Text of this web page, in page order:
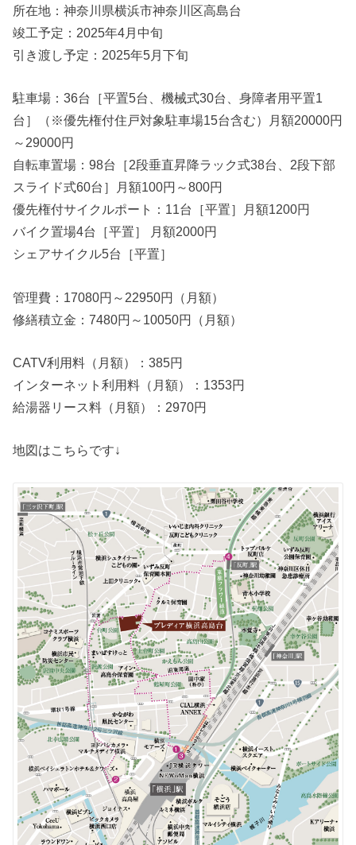
所在地：神奈川県横浜市神奈川区高島台
竣工予定：2025年4月中旬
引き渡し予定：2025年5月下旬
駐車場：36台［平置5台、機械式30台、身障者用平置1
台］（※優先権付住戸対象駐車場15台含む）月額20000円
～29000円
自転車置場：98台［2段垂直昇降ラック式38台、2段下部
スライド式60台］月額100円～800円
優先権付サイクルポート：11台［平置］月額1200円
バイク置場4台［平置］ 月額2000円
シェアサイクル5台［平置］
管理費：17080円～22950円（月額）
修繕積立金：7480円～10050円（月額）
CATV利用料（月額）：385円
インターネット利用料（月額）：1353円
給湯器リース料（月額）：2970円
地図はこちらです↓